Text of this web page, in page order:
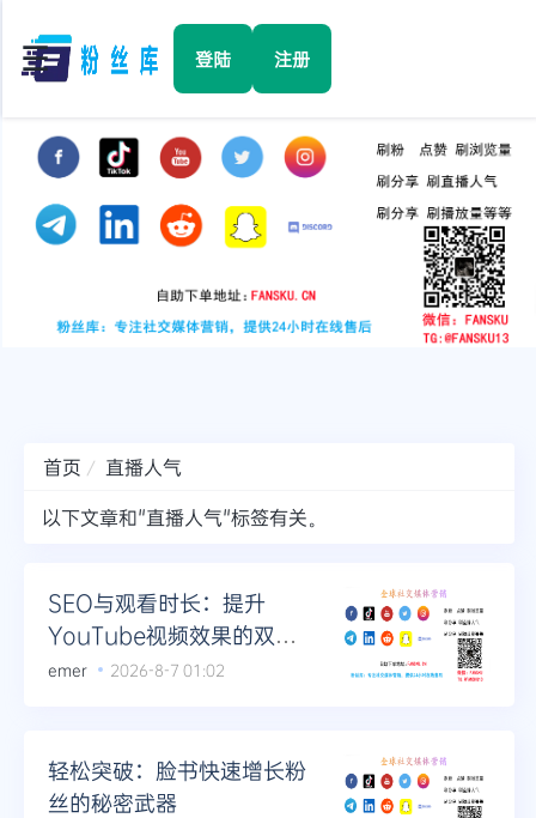
☰ 登陆 注册
Facebook
TikTok
YouTube
Telegram
更多
首页
直播人气
以下文章和"直播人气"标签有关。
SEO与观看时长：提升
YouTube视频效果的双重
策略
emer 2026-8-7 01:02
轻松突破：脸书快速增长粉
丝的秘密武器